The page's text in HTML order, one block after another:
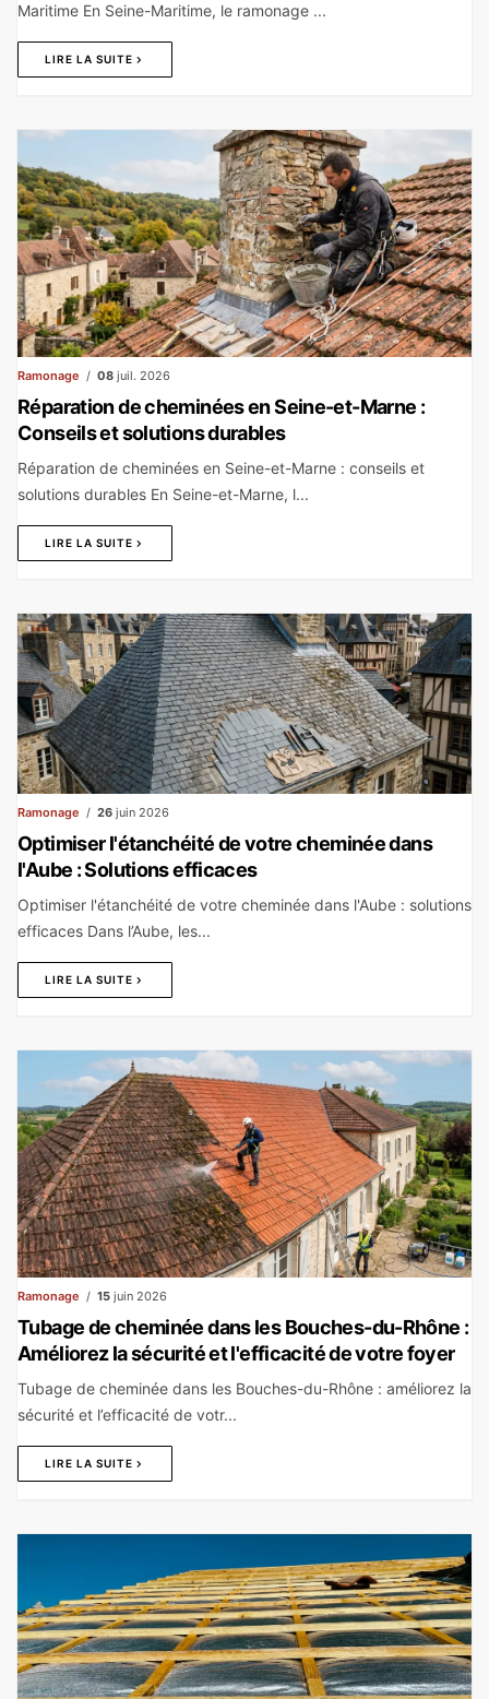
Maritime En Seine-Maritime, le ramonage ...
LIRE LA SUITE
Ramonage 08 juil. 2026
Réparation de cheminées en Seine-et-Marne :
Conseils et solutions durables
Réparation de cheminées en Seine-et-Marne : conseils et
solutions durables En Seine-et-Marne, l...
LIRE LA SUITE
Ramonage 26 juin 2026
Optimiser l'étanchéité de votre cheminée dans
l'Aube : Solutions efficaces
Optimiser l'étanchéité de votre cheminée dans l'Aube : solutions
efficaces Dans l’Aube, les...
LIRE LA SUITE
Ramonage 15 juin 2026
Tubage de cheminée dans les Bouches-du-Rhône :
Améliorez la sécurité et l'efficacité de votre foyer
Tubage de cheminée dans les Bouches-du-Rhône : améliorez la
sécurité et l’efficacité de votr...
LIRE LA SUITE